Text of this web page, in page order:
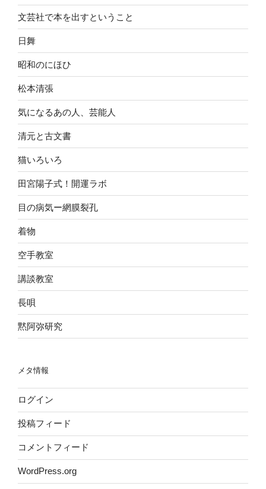
文芸社で本を出すということ
日舞
昭和のにほひ
松本清張
気になるあの人、芸能人
清元と古文書
猫いろいろ
田宮陽子式！開運ラボ
目の病気ー網膜裂孔
着物
空手教室
講談教室
長唄
黙阿弥研究
メタ情報
ログイン
投稿フィード
コメントフィード
WordPress.org